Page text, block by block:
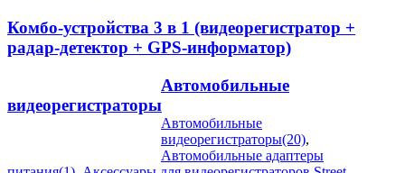
Комбо-устройства 3 в 1 (видеорегистратор +
радар-детектор + GPS-информатор)
Автомобильные
видеорегистраторы
Автомобильные
видеорегистраторы(20),
Автомобильные адаптеры